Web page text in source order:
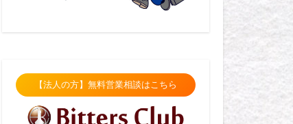
【法人の方】無料営業相談はこちら